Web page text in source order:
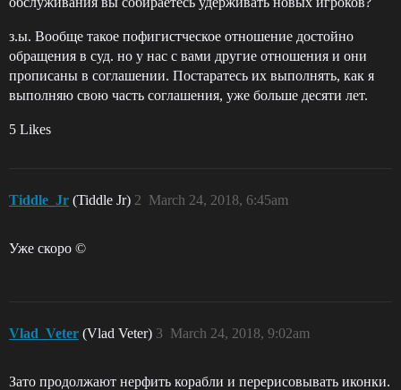
з.ы. Вообще такое пофигистческое отношение достойно
обращения в суд. но у нас с вами другие отношения и они
прописаны в соглашении. Постаратесь их выполнять, как я
выполняю свою часть соглашения, уже больше десяти лет.
5 Likes
Tiddle_Jr (Tiddle Jr) March 24, 2018, 6:45am
2
Уже скоро ©
Vlad_Veter (Vlad Veter) March 24, 2018, 9:02am
3
Зато продолжают нерфить корабли и перерисовывать иконки.